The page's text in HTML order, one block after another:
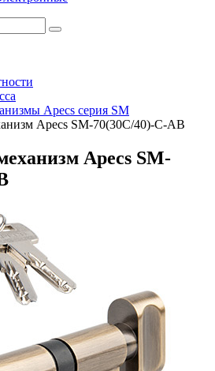
Apecs серия SM
Apecs SM-70(30C/40)-C-AB
Apecs SM-